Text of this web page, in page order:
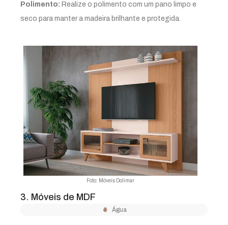
Polimento: Realize o polimento com um pano limpo e
seco para manter a madeira brilhante e protegida.
Foto: Móveis Dolimar
3. Móveis de MDF
Água